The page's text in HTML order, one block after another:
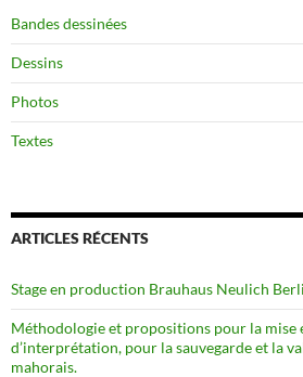
Bandes dessinées
Dessins
Photos
Textes
ARTICLES RÉCENTS
Stage en production Brauhaus Neulich
Méthodologie et propositions pour la mise
d’interprétation, pour la sauvegarde et la
mahorais.